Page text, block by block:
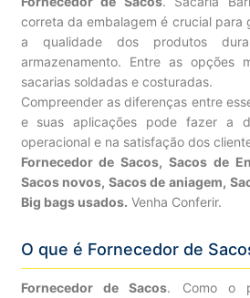
correta da embalagem é crucial para
a qualidade dos produtos
armazenamento. Entre as opções
sacarias soldadas e costuradas.
Compreender as diferenças entre
e suas aplicações pode fazer a
operacional e na satisfação dos
Fornecedor de Sacos, Sacos de
Sacos novos, Sacos de aniagem,
Big bags usados. Venha Conferir.
O que é Fornecedor de
Fornecedor de Sacos. Como o